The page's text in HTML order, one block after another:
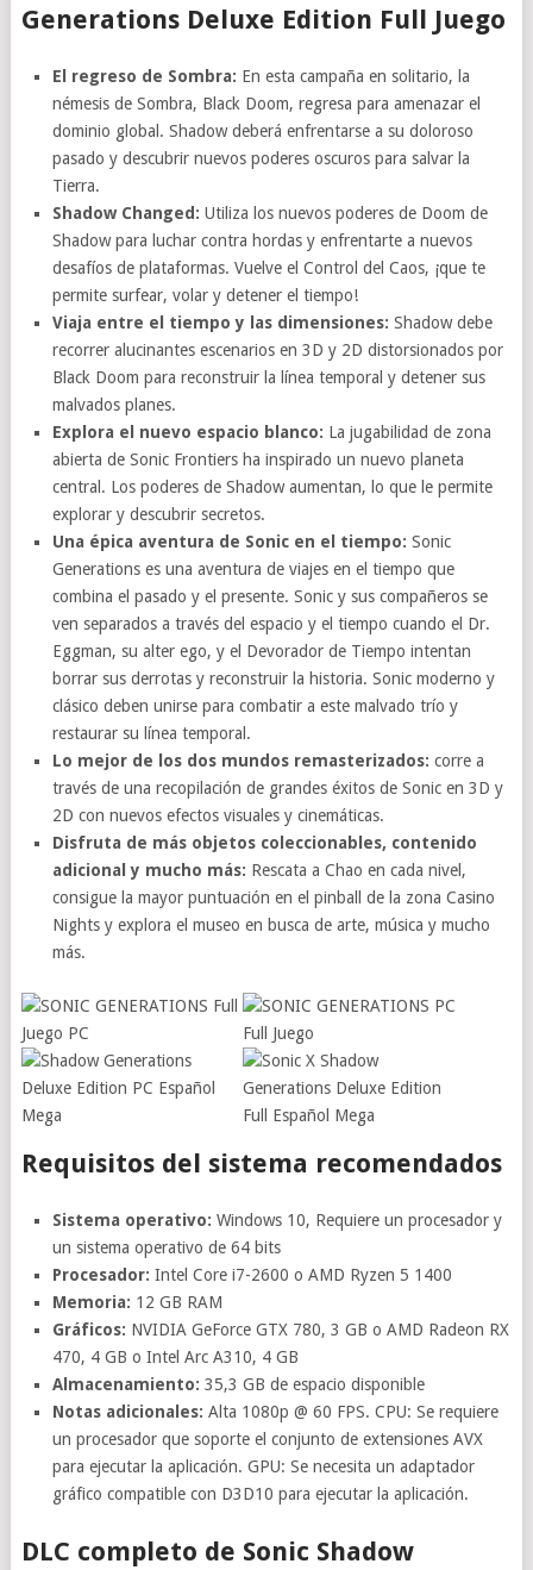
Generations Deluxe Edition Full Juego
El regreso de Sombra: En esta campaña en solitario, la
némesis de Sombra, Black Doom, regresa para amenazar el
dominio global. Shadow deberá enfrentarse a su doloroso
pasado y descubrir nuevos poderes oscuros para salvar la
Tierra.
Shadow Changed:Utiliza los nuevos poderes de Doom de
Shadow para luchar contra hordas y enfrentarte a nuevos
desafíos de plataformas. Vuelve el Control del Caos, ¡que te
permite surfear, volar y detener el tiempo!
Viaja entre el tiempo y las dimensiones: Shadow debe
recorrer alucinantes escenarios en 3D y 2D distorsionados por
Black Doom para reconstruir la línea temporal y detener sus
malvados planes.
Explora el nuevo espacio blanco: La jugabilidad de zona
abierta de Sonic Frontiers ha inspirado un nuevo planeta
central. Los poderes de Shadow aumentan, lo que le permite
explorar y descubrir secretos.
Una épica aventura de Sonic en el tiempo: Sonic
Generations es una aventura de viajes en el tiempo que
combina el pasado y el presente. Sonic y sus compañeros se
ven separados a través del espacio y el tiempo cuando el Dr.
Eggman, su alter ego, y el Devorador de Tiempo intentan
borrar sus derrotas y reconstruir la historia. Sonic moderno y
clásico deben unirse para combatir a este malvado trío y
restaurar su línea temporal.
Lo mejor de los dos mundos remasterizados: corre a
través de una recopilación de grandes éxitos de Sonic en 3D y
2D con nuevos efectos visuales y cinemáticas.
Disfruta de más objetos coleccionables, contenido
adicional y mucho más: Rescata a Chao en cada nivel,
consigue la mayor puntuación en el pinball de la zona Casino
Nights y explora el museo en busca de arte, música y mucho
más.
Requisitos del sistema recomendados
Sistema operativo: Windows 10, Requiere un procesador y
un sistema operativo de 64 bits
Procesador: Intel Core i7-2600 o AMD Ryzen 5 1400
Memoria: 12 GB RAM
Gráficos: NVIDIA GeForce GTX 780, 3 GB o AMD Radeon RX
470, 4 GB o Intel Arc A310, 4 GB
Almacenamiento:35,3 GB de espacio disponible
Notas adicionales:Alta 1080p @ 60 FPS. CPU: Se requiere
un procesador que soporte el conjunto de extensiones AVX
para ejecutar la aplicación. GPU: Se necesita un adaptador
gráfico compatible con D3D10 para ejecutar la aplicación.
DLC completo de Sonic Shadow